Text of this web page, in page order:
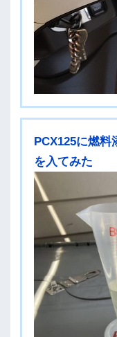
PCX125に燃料
を入てみた